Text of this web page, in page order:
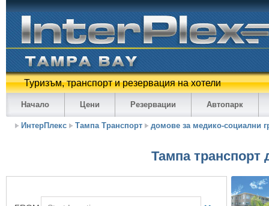
Туризъм, транспорт и резервация на хотели
Начало Цени Резервации Автопарк
ИнтерПлекс Тампа Транспорт домове за медико-социални
Тампа транспорт